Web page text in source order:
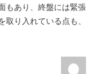
もあり、終盤には緊張
取り入れている点も、